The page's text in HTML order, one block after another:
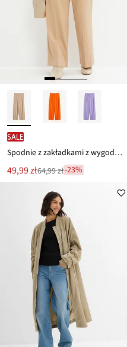
SALE
Spodnie z zakładkami z wygodnym pasem
Nowa
cena
49,99 zł
Przeceniono
64,99 zł-23%